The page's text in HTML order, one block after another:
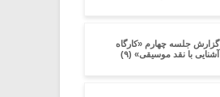
گزارش جلسه چهارم «کارگاه
آشنایی با نقد موسیقی» (۹)